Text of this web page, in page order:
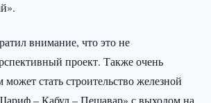
внимание, что это не
проект. Также очень
стать строительство железной
– Кабул – Пешавар» с выходом на